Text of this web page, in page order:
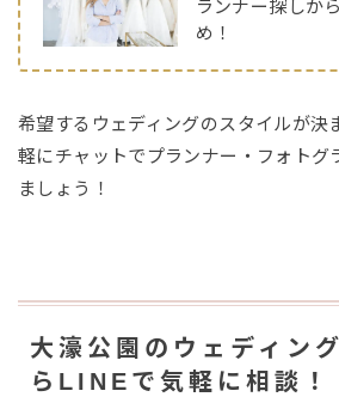
ランナー探しか
め！
希望するウェディングのスタイルが決
軽にチャットでプランナー・フォトグ
ましょう！
大濠公園のウェディン
らLINEで気軽に相談！